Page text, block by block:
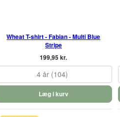
Wheat T-shirt - Fabian - Multi Blue
Stripe
199,95 kr.
4 år (104)
Læg i kurv